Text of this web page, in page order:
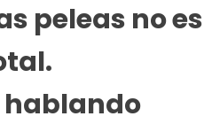
peleas no es
hablando